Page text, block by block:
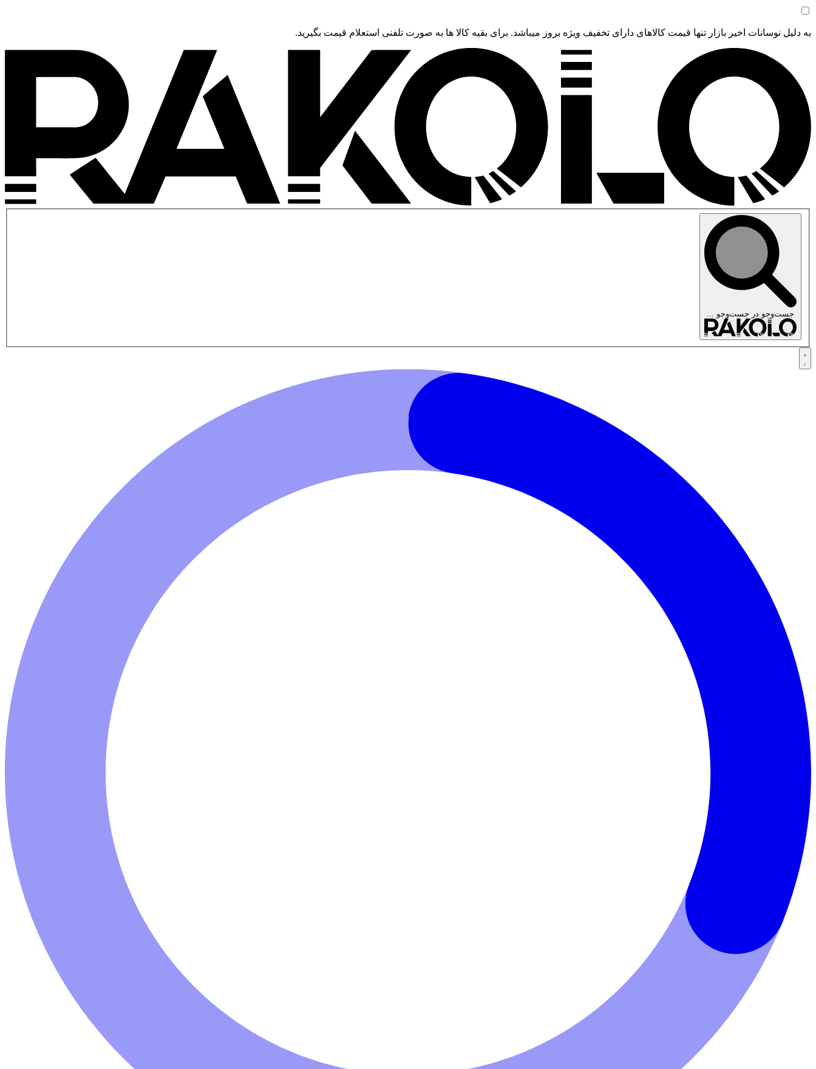
به دلیل نوسانات اخیر بازار تنها قیمت کالاهای دارای تخفیف ویژه بروز میباشد. برای بقیه کالا ها به صورت تلفنی استعلام قیمت بگیرید.
جست‌وجو در جست‌وجو ...